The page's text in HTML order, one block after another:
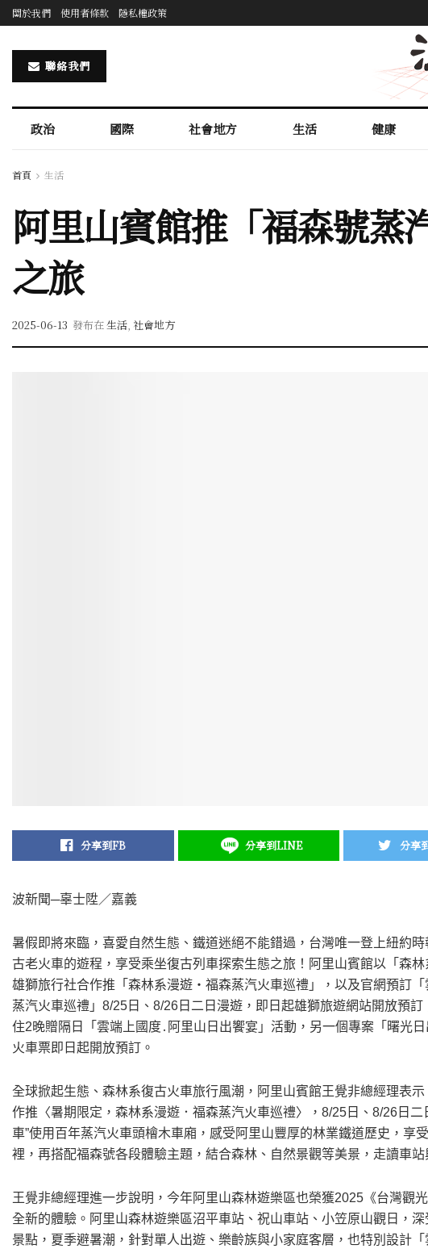
關於我們 使用者條款 隱私權政策
聯絡我們
政治 國際 社會地方 生活 健康
首頁 生活
阿里山賓館推「福森號蒸
之旅
2025-06-13 發布在生活, 社會地方
分享到FB 分享到LINE 分享
波新聞─辜士陞／嘉義
暑假即將來臨，喜愛自然生態、鐵道迷絕不能錯過，台灣唯一登上紐約
古老火車的遊程，享受乘坐復古列車探索生態之旅！阿里山賓館以「森
雄獅旅行社合作推「森林系漫遊‧福森蒸汽火車巡禮」，以及官網預訂
蒸汽火車巡禮」8/25日、8/26日二日漫遊，即日起雄獅旅遊網站開放預
住2晚贈隔日「雲端上國度․阿里山日出饗宴」活動，另一個專案「曙光
火車票即日起開放預訂。
全球掀起生態、森林系復古火車旅行風潮，阿里山賓館王覺非總經理表
作推〈暑期限定，森林系漫遊．福森蒸汽火車巡禮〉，8/25日、8/26日
車”使用百年蒸汽火車頭檜木車廂，感受阿里山豐厚的林業鐵道歷史，享
裡，再搭配福森號各段體驗主題，結合森林、自然景觀等美景，走讀車
王覺非總經理進一步說明，今年阿里山森林遊樂區也榮獲2025《台灣觀
全新的體驗。阿里山森林遊樂區沼平車站、祝山車站、小笠原山觀日，
景點，夏季避暑潮，針對單人出遊、樂齡族與小家庭客層，也特別設計